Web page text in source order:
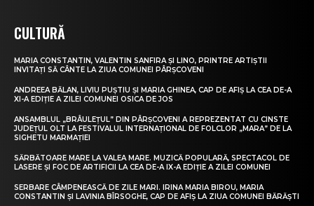
CULTURĂ
MARIA CONSTANTIN, VALENTIN SANFIRA ȘI LINO, PRINTRE ARTIȘTII
INVITAȚI SĂ CÂNTE LA ZIUA COMUNEI PÂRȘCOVENI
ANDREEA BĂLAN, LIVIU PUȘTIU ȘI MARIA GHINEA, CAP DE AFIȘ LA CEA DE-A
XI-A EDIȚIE A ZILEI COMUNEI OSICA DE JOS
ANSAMBLUL „BRÂULEȚUL” DIN PÂRȘCOVENI A REPREZENTAT CU CINSTE
JUDEȚUL OLT LA FESTIVALUL INTERNAȚIONAL DE FOLCLOR „MARA” DE LA
SIGHETU MARMAȚIEI
SĂRBĂTOARE MARE LA VALEA MARE. MUZICĂ POPULARĂ, SPECTACOL DE
LASERE ȘI FOC DE ARTIFICII LA CEA DE-A IX-A EDIȚIE A ZILEI COMUNEI
SERBARE CÂMPENEASCĂ DE ZILE MARI. IRINA MARIA BIROU, MARIA
CONSTANTIN ȘI LAVINIA BÎRSOGHE, CAP DE AFIȘ LA ZIUA COMUNEI BĂRĂȘTI